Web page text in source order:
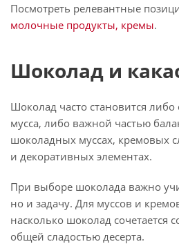
Посмотреть релевантные
молочные продукты, кремы.
Шоколад и
Шоколад часто становится
мусса, либо важной частью
шоколадных муссах, кремовых
и декоративных элементах.
При выборе шоколада важно
но и задачу. Для муссов и
насколько шоколад сочетается
общей сладостью десерта.